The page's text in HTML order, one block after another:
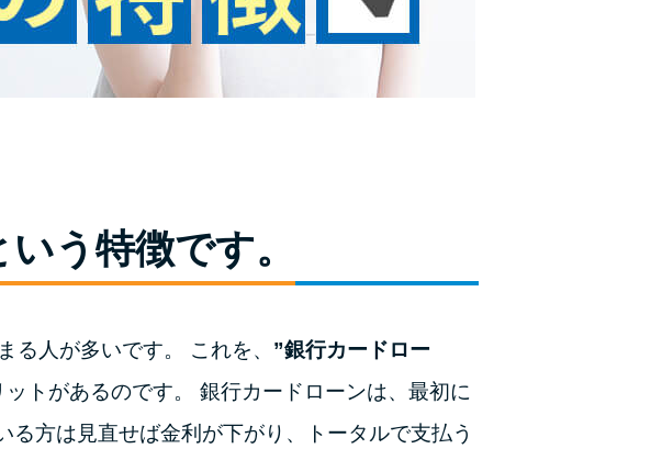
銀行カードローンを選ぶべき4つの理由
無利息期間を利用して利息0円でお金を借りる3
その他コラム
今月の家賃払えない…2ヵ月目には解決しない
相談より賢い方法2選
いう特徴です。
る人が多いです。 これを、 ”銀行カードロー
トがあるのです。 銀行カードローンは、最初に
る方は見直せば金利が下がり、トータルで支払う